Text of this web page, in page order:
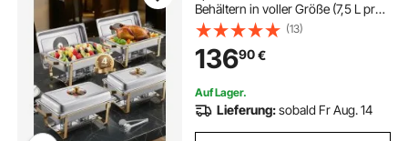
Behältern in voller Größe (7,5 L pro),
rechteckiger Wärmespender mit
sichtbarem Deckel &
Wasserpfannenständer &
Brennstoffhalter, für Partys
(13)
13690€
Auf Lager.
Lieferung:sobald Fr Aug. 14